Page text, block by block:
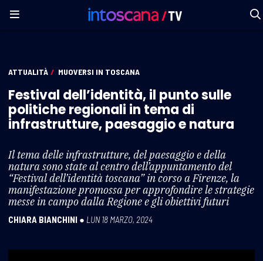
ATTUALITÀ / MUOVERSI IN TOSCANA
Festival dell’identità, il punto sulle
politiche regionali in tema di
infrastrutture, paesaggio e natura
Il tema delle infrastrutture, del paesaggio e della
natura sono state al centro dell’appuntamento del
“Festival dell’identità toscana” in corso a Firenze, la
manifestazione promossa per approfondire le strategie
messe in campo dalla Regione e gli obiettivi futuri
CHIARA BIANCHINI ● LUN 18 MARZO, 2024